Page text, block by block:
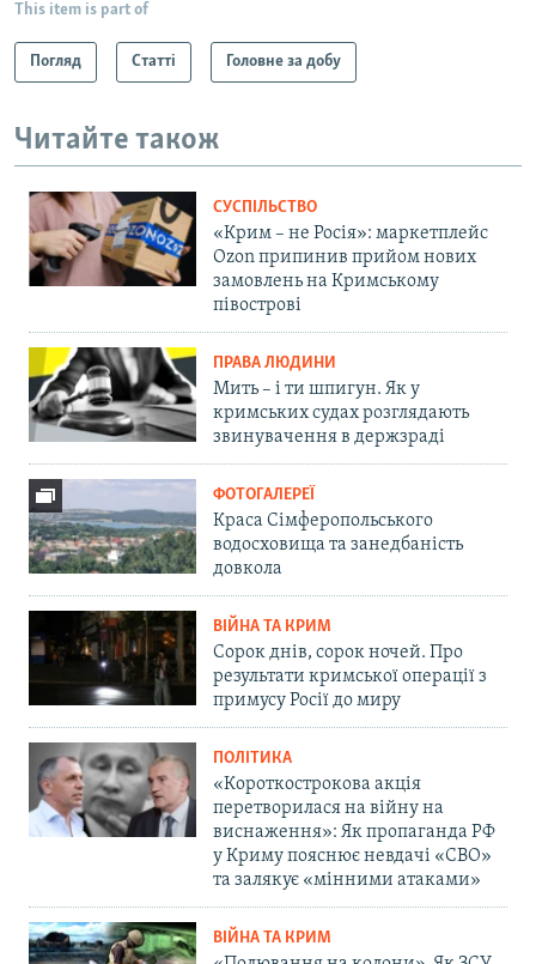
This item is part of
Погляд Статті Головне за добу
Читайте також
СУСПІЛЬСТВО
«Крим – не Росія»: маркетплейс
Ozon припинив прийом нових
замовлень на Кримському
півострові
ПРАВА ЛЮДИНИ
Мить – і ти шпигун. Як у
кримських судах розглядають
звинувачення в держзраді
ФОТОГАЛЕРЕЇ
Краса Сімферопольського
водосховища та занедбаність
довкола
ВІЙНА ТА КРИМ
Сорок днів, сорок ночей. Про
результати кримської операції з
примусу Росії до миру
ПОЛІТИКА
«Короткострокова акція
перетворилася на війну на
виснаження»: Як пропаганда РФ
у Криму пояснює невдачі «СВО»
та залякує «мінними атаками»
ВІЙНА ТА КРИМ